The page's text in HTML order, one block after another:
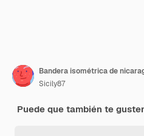
Bandera isométrica de
Sicily87
Puede que también te